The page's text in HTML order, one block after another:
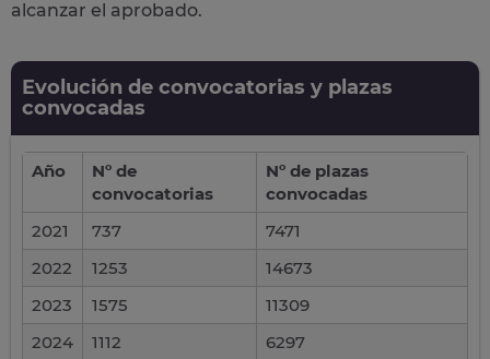
alcanzar el aprobado.
Evolución de convocatorias y plazas
convocadas
Año
Nº de
convocatorias
Nº de plazas
convocadas
2021
737
7471
2022
1253
14673
2023
1575
11309
2024
1112
6297